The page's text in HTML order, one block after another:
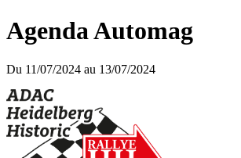
Agenda Automag
Du 11/07/2024 au 13/07/2024